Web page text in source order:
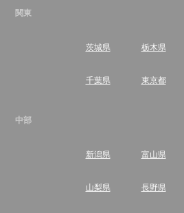
関東
茨城県 栃木県
千葉県 東京都
中部
新潟県 富山県
山梨県 長野県